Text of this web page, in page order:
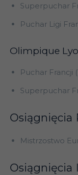
Superpuchar
Puchar Ligi
Olimpique
Puchar Francji
Superpuchar
Osiągnięcia
Mistrzostwo
Osiągnięcia